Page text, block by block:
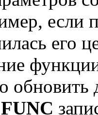
если
его